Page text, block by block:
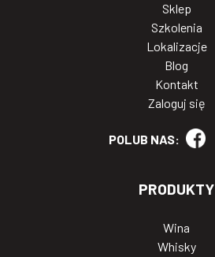
Sklep
Szkolenia
Lokalizacje
Blog
Kontakt
Zaloguj się
POLUB NAS:
PRODUKTY
Wina
Whisky